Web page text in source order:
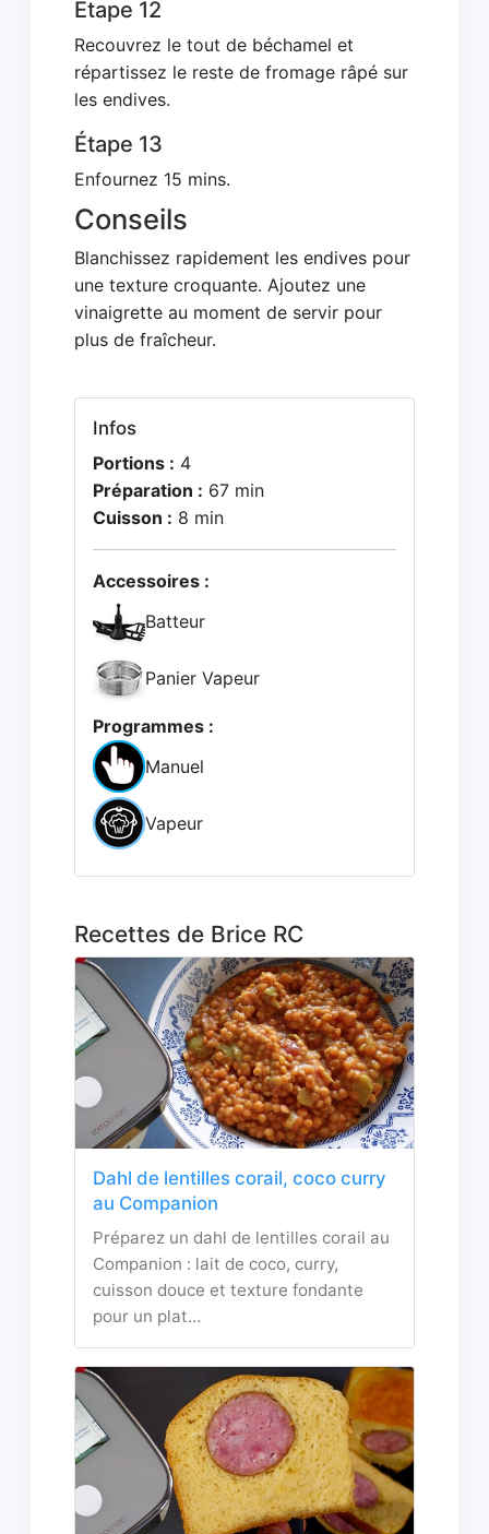
Étape 12
Recouvrez le tout de béchamel et
répartissez le reste de fromage râpé sur
les endives.
Étape 13
Enfournez 15 mins.
Conseils
Blanchissez rapidement les endives pour
une texture croquante. Ajoutez une
vinaigrette au moment de servir pour
plus de fraîcheur.
Infos
Portions : 4
Préparation : 67 min
Cuisson : 8 min
Accessoires :
Batteur
Panier Vapeur
Programmes :
Manuel
Vapeur
Recettes de Brice RC
Dahl de lentilles corail, coco curry
au Companion
Préparez un dahl de lentilles corail au
Companion : lait de coco, curry,
cuisson douce et texture fondante
pour un plat…